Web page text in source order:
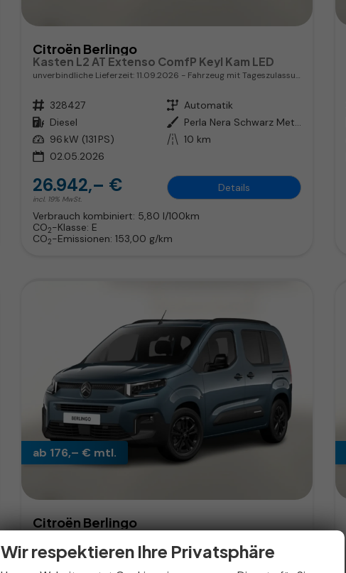
Citroën Berlingo
Kasten L2 AT Extenso ComfP Keyl Kam LED
unverbindliche Lieferzeit: 11.09.2026 Fahrzeug mit Tageszulassung
Fahrzeugnr. 328427 Getriebe Automatik
Kraftstoff Diesel Außenfarbe
Perla Nera Schwarz Metallic
Leistung 96 kW (131 PS) Kilometerstand 10 km
02.05.2026
26.942,– €
incl. 19% MwSt.
Details
Verbrauch kombiniert: 5,80 l/100km
CO2-Klasse: E
CO2-Emissionen: 153,00 g/km
ab 176,– € mtl.
Citroën Berlingo
MAX PKW Nav Keyl Kam PrivG 16Z DigC LED
unverbindliche Lieferzeit: 18.08.2026 Fahrzeug mit Tageszulassung
Wir respektieren Ihre Privatsphäre